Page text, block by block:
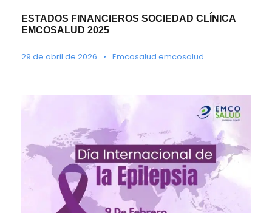
ESTADOS FINANCIEROS SOCIEDAD CLÍNICA
EMCOSALUD 2025
29 de abril de 2026 • Emcosalud emcosalud